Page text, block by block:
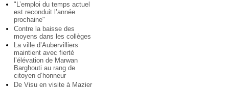
"L’emploi du temps actuel
est reconduit l’année
prochaine"
Contre la baisse des
moyens dans les collèges
La ville d’Aubervilliers
maintient avec fierté
l’élévation de Marwan
Barghouti au rang de
citoyen d’honneur
De Visu en visite à Mazier